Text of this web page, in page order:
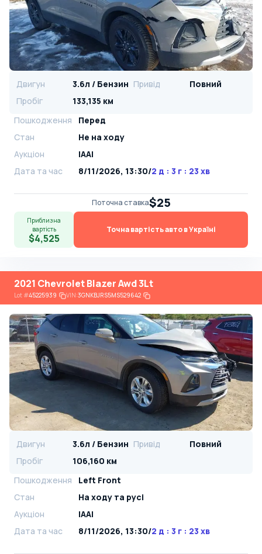
Двигун 3.6л / Бензин Привід
Повний
Пробіг
133,135 км
Пошкодження
Перед
Стан
Не на ходу
Аукціон
IAAI
Дата та час
8/11/2026, 13:30/2 д : 3 г : 23 хв
Поточна ставка$25
Приблизна
вартість
$4,525
Точна вартість авто в Україні
2021 Chevrolet Blazer Awd 3Lt
Lot#45225939 VIN:3GNKBJRS5MS529642
Двигун 3.6л / Бензин Привід
Повний
Пробіг
106,160 км
Пошкодження
Left Front
Стан
На ​​ходу та русі
Аукціон
IAAI
Дата та час
8/11/2026, 13:30/2 д : 3 г : 23 хв